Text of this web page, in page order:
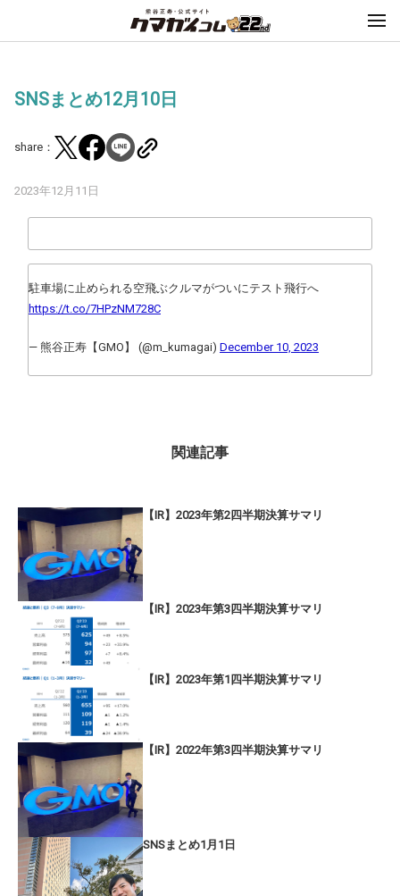
SNSまとめ12月10日
share：
2023年12月11日
駐車場に止められる空飛ぶクルマがついにテスト飛行へ
https://t.co/7HPzNM728C
— 熊谷正寿【GMO】 (@m_kumagai) December 10, 2023
関連記事
【IR】2023年第2四半期決算サマリ
【IR】2023年第3四半期決算サマリ
【IR】2023年第1四半期決算サマリ
【IR】2022年第3四半期決算サマリ
SNSまとめ1月1日